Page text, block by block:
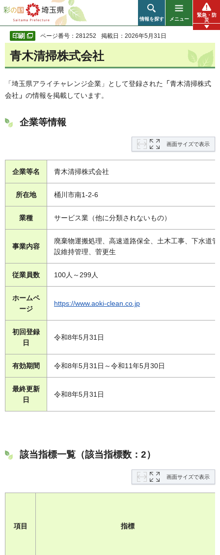
彩の国 埼玉県
情報を探す メニュー
緊急・防
災
ページ番号：281252 掲載日：2026年5月31日
青木清掃株式会社
「埼玉県アライチャレンジ企業」として登録された 「青木清掃株式
会社 」 の情報を掲載しています。
企業等情報
画面サイズで表示
企業等名 青木清掃株式会社
所在地 桶川市南1-2-6
業種 サービス業（他に分類されないもの）
事業内容
廃棄物運搬処理、高速道路保全、土木工事、下水道
設維持管理、菅更生
従業員数 100人～299人
ホームペ
ージ
https://www.aoki-clean.co.jp
初回登録
日
令和8年5月31日
有効期間 令和8年5月31日～令和11年5月30日
最終更新
日
令和8年5月31日
該当指標一覧（該当指標数：2）
画面サイズで表示
項目 指標